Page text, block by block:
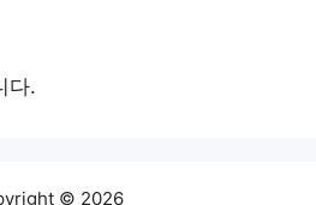
다.
© 2026